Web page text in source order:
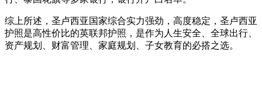
综上所述，圣卢西亚国家综合实力强劲，高度稳定，圣卢西亚
护照是高性价比的英联邦护照，是作为人生安全、全球出行、
资产规划、财富管理、家庭规划、子女教育的必搭之选。